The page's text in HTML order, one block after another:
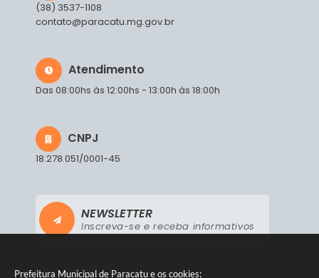
Prefeitura Municipal de Paracatu e os cookies:
(38) 3537-1108
contato@paracatu.mg.gov.br
Atendimento
Das 08:00hs às 12:00hs - 13:00h às 18:00h
CNPJ
18.278.051/0001-45
NEWSLETTER
Inscreva-se e receba informativos